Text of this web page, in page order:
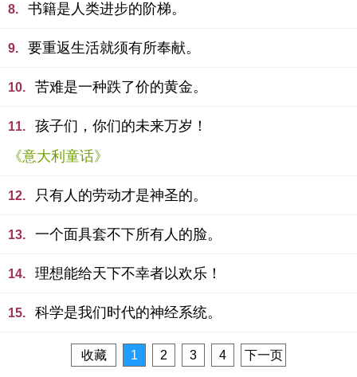
8. 书籍是人类进步的阶梯。
9. 要重返生活就须有所奉献。
10. 苦难是一种跌了价的黄金。
11.
孩子们，你们的未来万岁！
《意大利童话》
12. 只有人的劳动才是神圣的。
13. 一个面具套不下所有人的脸。
14. 理想能给天下不幸者以欢乐！
15. 科学是我们时代的神经系统。
收藏 1 2 3 4 下一页